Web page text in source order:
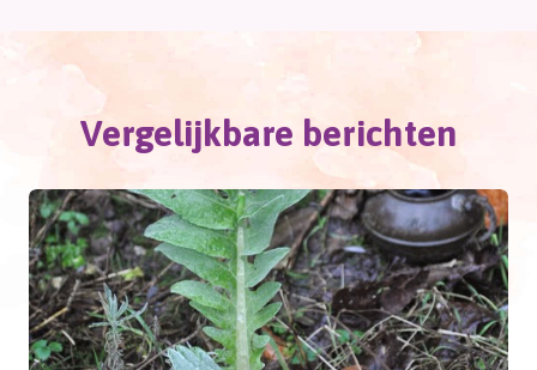
Vergelijkbare berichten